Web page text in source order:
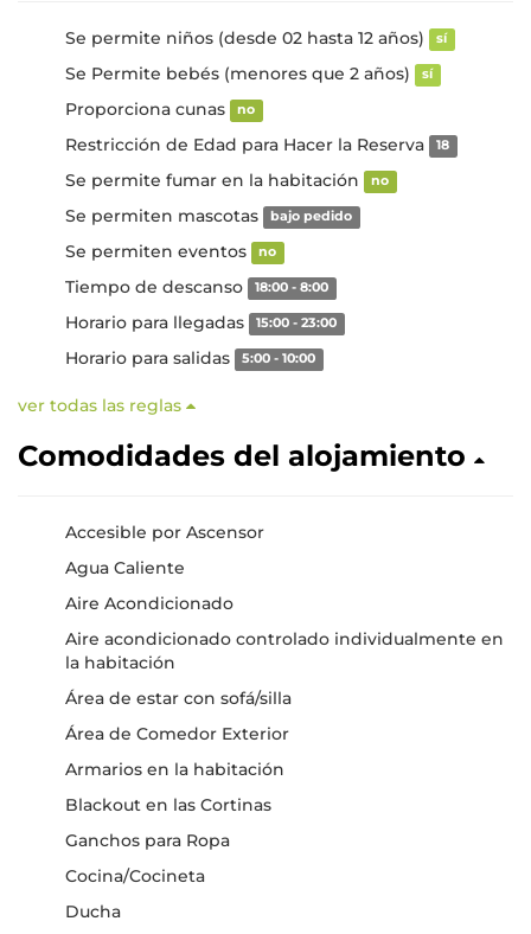
Se permite niños (desde 02 hasta 12 años) sí
Se Permite bebés (menores que 2 años) sí
Proporciona cunas no
Restricción de Edad para Hacer la Reserva 18
Se permite fumar en la habitación no
Se permiten mascotas bajo pedido
Se permiten eventos no
Tiempo de descanso 18:00 - 8:00
Horario para llegadas 15:00 - 23:00
Horario para salidas 5:00 - 10:00
ver todas las reglas
Comodidades del alojamiento
Accesible por Ascensor
Agua Caliente
Aire Acondicionado
Aire acondicionado controlado individualmente en
la habitación
Área de estar con sofá/silla
Área de Comedor Exterior
Armarios en la habitación
Blackout en las Cortinas
Ganchos para Ropa
Cocina/Cocineta
Ducha